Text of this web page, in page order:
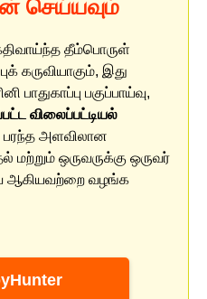
செய்யவும்
தீம்பொருள்
கருவியாகும், இது
பகுப்பாய்வு,
விலைப்பட்டியல்
அளவிலான
ஒருவருக்கு ஒருவர்
ஆகியவற்றை வழங்க